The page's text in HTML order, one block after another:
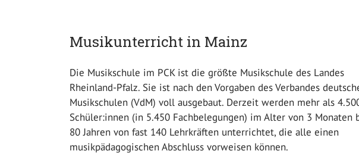
Musikunterricht in Mainz
Die Musikschule im PCK ist die größte Musikschule des Landes
Rheinland-Pfalz. Sie ist nach den Vorgaben des Verbandes
Musikschulen (VdM) voll ausgebaut. Derzeit werden mehr als
Schüler:innen (in 5.450 Fachbelegungen) im Alter von 3 Monaten
80 Jahren von fast 140 Lehrkräften unterrichtet, die alle einen
musikpädagogischen Abschluss vorweisen können.